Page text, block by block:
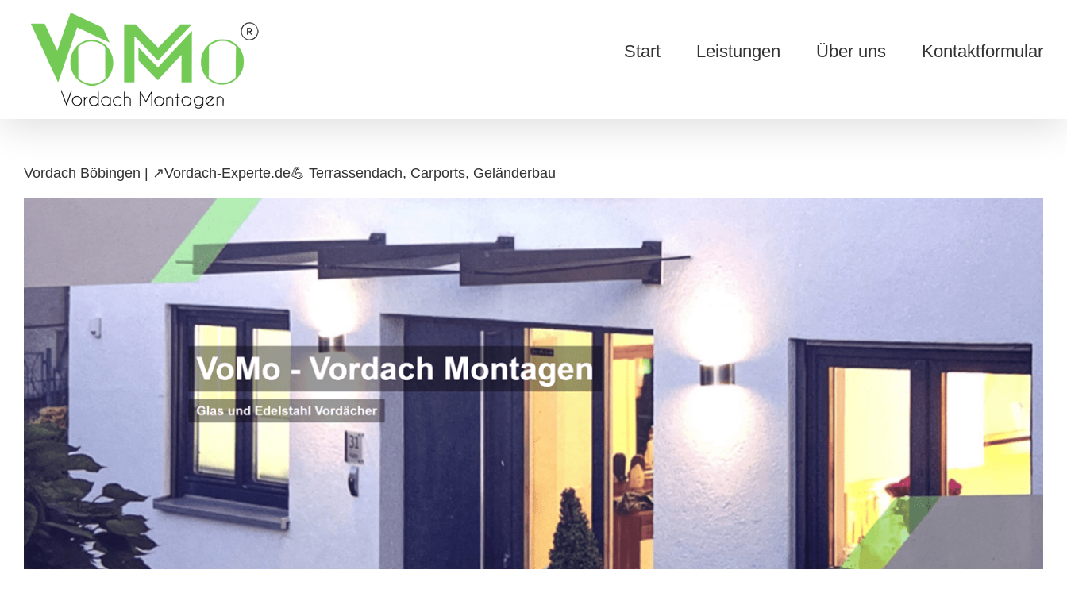
content
Start Leistungen Über uns Kontaktformular
Vordach Böbingen | ↗️Vordach-Experte.de💪 Terrassendach, Carports, Geländerbau